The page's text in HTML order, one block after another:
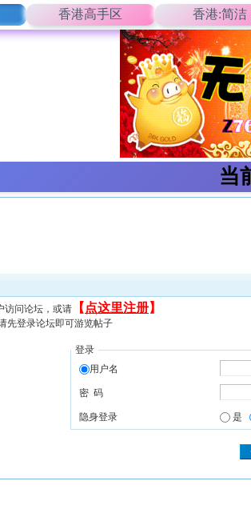
香港高手区 香港:简洁
当
访问论坛，或请 【 点这里注册】
先登录论坛即可游览帖子
登录
用户名
密 码
隐身登录 是